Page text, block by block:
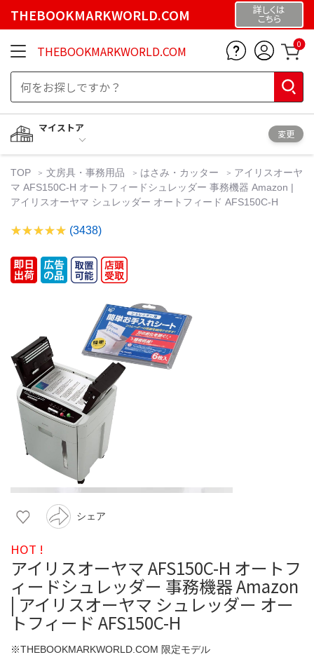
THEBOOKMARKWORLD.COM 詳しくは
こちら
THEBOOKMARKWORLD.COM 0
マイストア
変更
TOP 文房具・事務用品 はさみ・カッター
アイリスオーヤ
マ AFS150C-H オートフィードシュレッダー 事務機器 Amazon |
アイリスオーヤマ シュレッダー オートフィード AFS150C-H
(3438)
シェア
HOT !
アイリスオーヤマ AFS150C-H オートフ
ィードシュレッダー 事務機器 Amazon
| アイリスオーヤマ シュレッダー オー
トフィード AFS150C-H
※THEBOOKMARKWORLD.COM 限定モデル